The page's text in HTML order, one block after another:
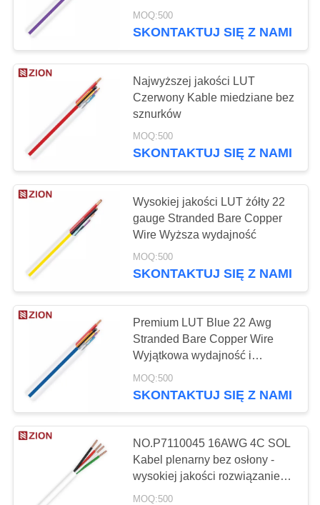
KONTROLA
JAKOŚCI
SKONTAKTUJ
NAMI
POPROSIĆ
WYCENĘ
SITEMAP
PRIVACY
POLICY
Okablowanie
strukturalne miedzi
Kabel
koncentryczny 50
Ohm
Kabel
koncentryczny
CCTV
132
MOQ:500
SKONTAKTUJ SIĘ Z NAMI
Najwyższej jakości LUT
Czerwony Kable miedziane bez
sznurków
MOQ:500
SKONTAKTUJ SIĘ Z NAMI
Wysokiej jakości LUT żółty 22
gauge Stranded Bare Copper
Wire Wyższa wydajność
MOQ:500
SKONTAKTUJ SIĘ Z NAMI
Premium LUT Blue 22 Awg
Stranded Bare Copper Wire
Wyjątkowa wydajność i
niezawodność
MOQ:500
SKONTAKTUJ SIĘ Z NAMI
NO.P7110045 16AWG 4C SOL
Kabel plenarny bez osłony -
wysokiej jakości rozwiązanie
okablowe dla Twoich projektów
MOQ:500